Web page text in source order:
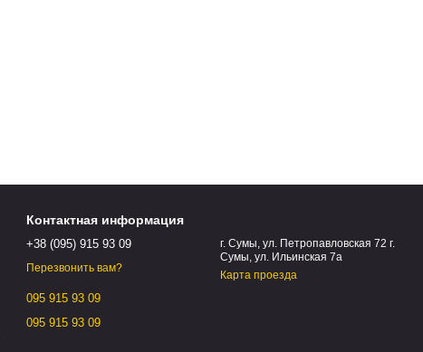
Контактная информация
+38 (095) 915 93 09
Перезвонить вам?
095 915 93 09
095 915 93 09
г. Сумы, ул. Петропавловская 72 г.
Сумы, ул. Ильинская 7а
Карта проезда